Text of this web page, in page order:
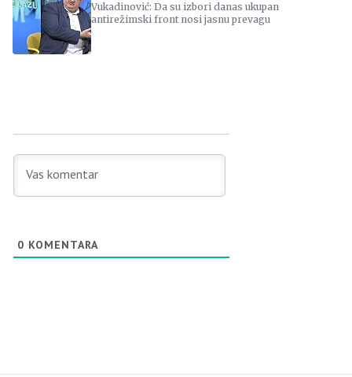
Vukadinović: Da su izbori danas ukupan
antirežimski front nosi jasnu prevagu
0 KOMENTARA